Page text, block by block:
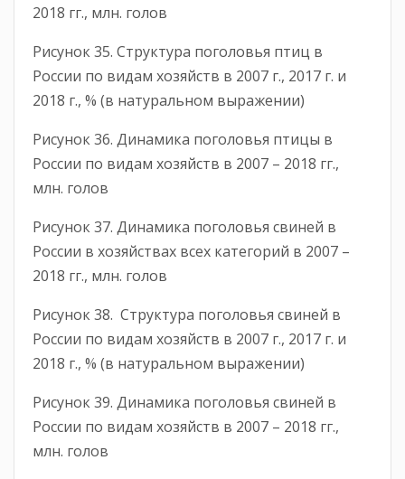
2018 гг., млн. голов
Рисунок 35. Структура поголовья птиц в
России по видам хозяйств в 2007 г., 2017 г. и
2018 г., % (в натуральном выражении)
Рисунок 36. Динамика поголовья птицы в
России по видам хозяйств в 2007 – 2018 гг.,
млн. голов
Рисунок 37. Динамика поголовья свиней в
России в хозяйствах всех категорий в 2007 –
2018 гг., млн. голов
Рисунок 38. Структура поголовья свиней в
России по видам хозяйств в 2007 г., 2017 г. и
2018 г., % (в натуральном выражении)
Рисунок 39. Динамика поголовья свиней в
России по видам хозяйств в 2007 – 2018 гг.,
млн. голов